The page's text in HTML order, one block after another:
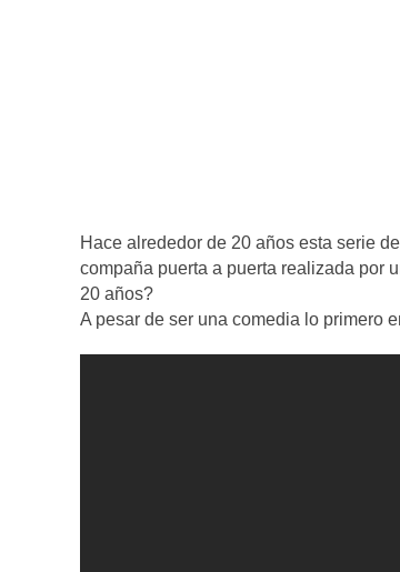
Hace alrededor de 20 años esta serie
compaña puerta a puerta realizada por
20 años?
A pesar de ser una comedia lo primero